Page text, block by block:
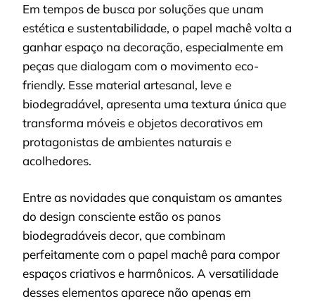
Em tempos de busca por soluções que unam
estética e sustentabilidade, o papel machê volta a
ganhar espaço na decoração, especialmente em
peças que dialogam com o movimento eco-
friendly. Esse material artesanal, leve e
biodegradável, apresenta uma textura única que
transforma móveis e objetos decorativos em
protagonistas de ambientes naturais e
acolhedores.
Entre as novidades que conquistam os amantes
do design consciente estão os panos
biodegradáveis decor, que combinam
perfeitamente com o papel machê para compor
espaços criativos e harmônicos. A versatilidade
desses elementos aparece não apenas em